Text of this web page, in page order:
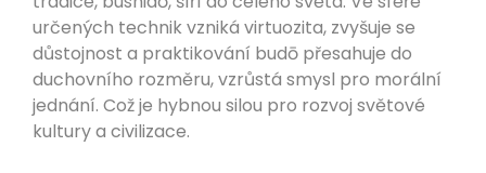
určených technik vzniká virtuozita, zvyšuje se
důstojnost a praktikování budō přesahuje do
duchovního rozměru, vzrůstá smysl pro morální
jednání. Což je hybnou silou pro rozvoj světové
kultury a civilizace.